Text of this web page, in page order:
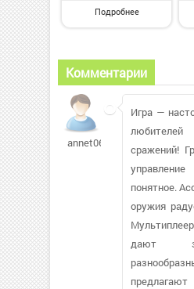
Подробнее
Комментарии
annet06
Игра —
сражений!
понятное.
оружия
дают